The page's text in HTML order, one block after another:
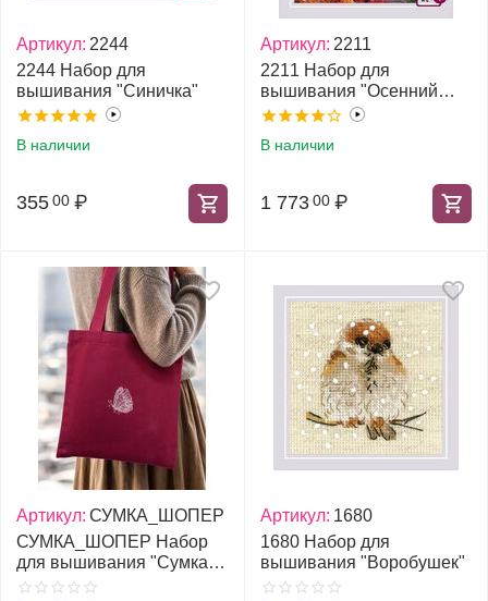
Артикул: 2244
2244 Набор для
вышивания "Синичка"
В наличии
355 00 ₽
Артикул: 2211
2211 Набор для
вышивания "Осенний
экспресс"
В наличии
1 773 00 ₽
Артикул: СУМКА_ШОПЕР
СУМКА_ШОПЕР Набор
для вышивания "Сумка-
шопер"
Артикул: 1680
1680 Набор для
вышивания "Воробушек"